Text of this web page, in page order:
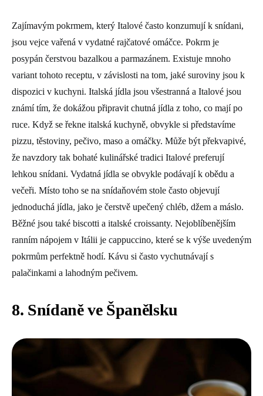
Zajímavým pokrmem, který Italové často konzumují k snídani,
jsou vejce vařená v vydatné rajčatové omáčce. Pokrm je
posypán čerstvou bazalkou a parmazánem. Existuje mnoho
variant tohoto receptu, v závislosti na tom, jaké suroviny jsou k
dispozici v kuchyni. Italská jídla jsou všestranná a Italové jsou
známí tím, že dokážou připravit chutná jídla z toho, co mají po
ruce. Když se řekne italská kuchyně, obvykle si představíme
pizzu, těstoviny, pečivo, maso a omáčky. Může být překvapivé,
že navzdory tak bohaté kulinářské tradici Italové preferují
lehkou snídani. Vydatná jídla se obvykle podávají k obědu a
večeři. Místo toho se na snídaňovém stole často objevují
jednoduchá jídla, jako je čerstvě upečený chléb, džem a máslo.
Běžné jsou také biscotti a italské croissanty. Nejoblíbenějším
ranním nápojem v Itálii je cappuccino, které se k výše uvedeným
pokrmům perfektně hodí. Kávu si často vychutnávají s
palačinkami a lahodným pečivem.
8. Snídaně ve Španělsku